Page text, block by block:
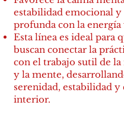
estabilidad emocional
profunda con la energía
Esta línea es ideal para
buscan conectar la
con el trabajo sutil de
y la mente,
serenidad, estabilidad y
interior.